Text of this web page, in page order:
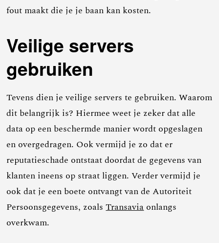
fout maakt die je je baan kan kosten.
Veilige servers
gebruiken
Tevens dien je veilige servers te gebruiken. Waarom
dit belangrijk is? Hiermee weet je zeker dat alle
data op een beschermde manier wordt opgeslagen
en overgedragen. Ook vermijd je zo dat er
reputatieschade ontstaat doordat de gegevens van
klanten ineens op straat liggen. Verder vermijd je
ook dat je een boete ontvangt van de Autoriteit
Persoonsgegevens, zoalsTransaviaonlangs
overkwam.